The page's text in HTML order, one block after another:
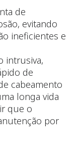
de
evitando
ineficientes e
intrusiva,
de
cabeamento
longa vida
que o
por